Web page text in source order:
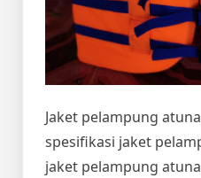
Jaket pelampung
spesifikasi jaket
jaket pelampung